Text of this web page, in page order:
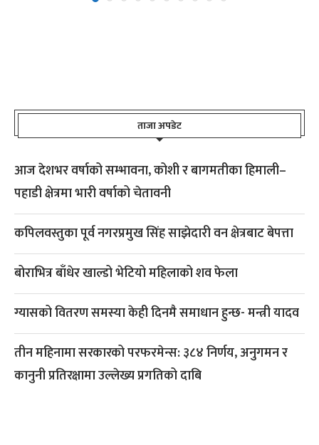
ताजा अपडेट
आज देशभर वर्षाको सम्भावना, कोशी र बागमतीका हिमाली–
पहाडी क्षेत्रमा भारी वर्षाको चेतावनी
कपिलवस्तुका पूर्व नगरप्रमुख सिंह साझेदारी वन क्षेत्रबाट बेपत्ता
बोराभित्र बाँधेर खाल्डो भेटियो महिलाको शव फेला
ग्यासको वितरण समस्या केही दिनमै समाधान हुन्छ- मन्त्री यादव
तीन महिनामा सरकारको परफरमेन्स: ३८४ निर्णय, अनुगमन र
कानुनी प्रतिरक्षामा उल्लेख्य प्रगतिको दाबि